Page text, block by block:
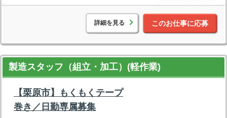
詳細を見る このお仕事に応募
製造スタッフ（組立・加工）(軽作業)
【栗原市】もくもくテープ
巻き／日勤専属募集